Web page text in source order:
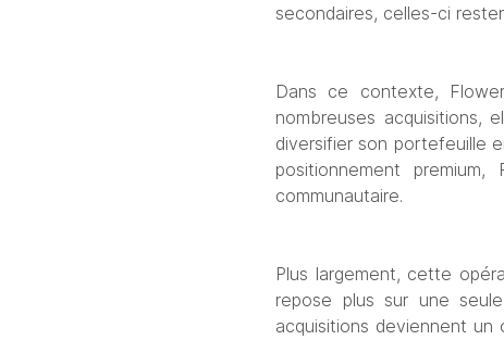
secondaires, celles-ci
Dans ce contexte,
nombreuses acquisitions,
diversifier son portefeuille
positionnement
communautaire.
Plus largement, cette
repose plus sur une
acquisitions deviennent